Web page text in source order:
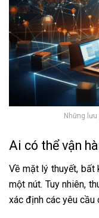
Những
Ai có thể vận
Về mặt lý thuyết, bất
một nút. Tuy nhiên,
xác định các yêu cầu